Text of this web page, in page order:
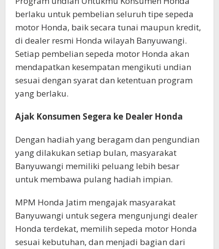
berlaku untuk pembelian seluruh tipe sepeda
motor Honda, baik secara tunai maupun kredit,
di dealer resmi Honda wilayah Banyuwangi.
Setiap pembelian sepeda motor Honda akan
mendapatkan kesempatan mengikuti undian
sesuai dengan syarat dan ketentuan program
yang berlaku.
Ajak Konsumen Segera ke Dealer Honda
Dengan hadiah yang beragam dan pengundian
yang dilakukan setiap bulan, masyarakat
Banyuwangi memiliki peluang lebih besar
untuk membawa pulang hadiah impian.
MPM Honda Jatim mengajak masyarakat
Banyuwangi untuk segera mengunjungi dealer
Honda terdekat, memilih sepeda motor Honda
sesuai kebutuhan, dan menjadi bagian dari